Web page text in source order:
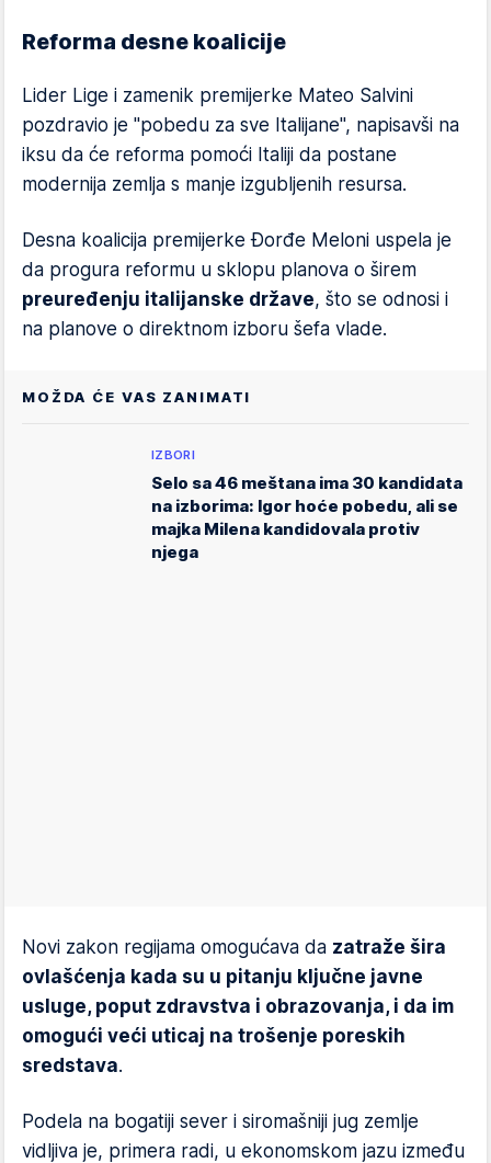
Reforma desne koalicije
Lider Lige i zamenik premijerke Mateo Salvini
pozdravio je "pobedu za sve Italijane", napisavši na
iksu da će reforma pomoći Italiji da postane
modernija zemlja s manje izgubljenih resursa.
Desna koalicija premijerke Đorđe Meloni uspela je
da progura reformu u sklopu planova o širem
preuređenju italijanske države, što se odnosi i
na planove o direktnom izboru šefa vlade.
MOŽDA ĆE VAS ZANIMATI
IZBORI
Selo sa 46 meštana ima 30 kandidata
na izborima: Igor hoće pobedu, ali se
majka Milena kandidovala protiv
njega
Novi zakon regijama omogućava da zatraže šira
ovlašćenja kada su u pitanju ključne javne
usluge, poput zdravstva i obrazovanja, i da im
omogući veći uticaj na trošenje poreskih
sredstava.
Podela na bogatiji sever i siromašniji jug zemlje
vidljiva je, primera radi, u ekonomskom jazu između